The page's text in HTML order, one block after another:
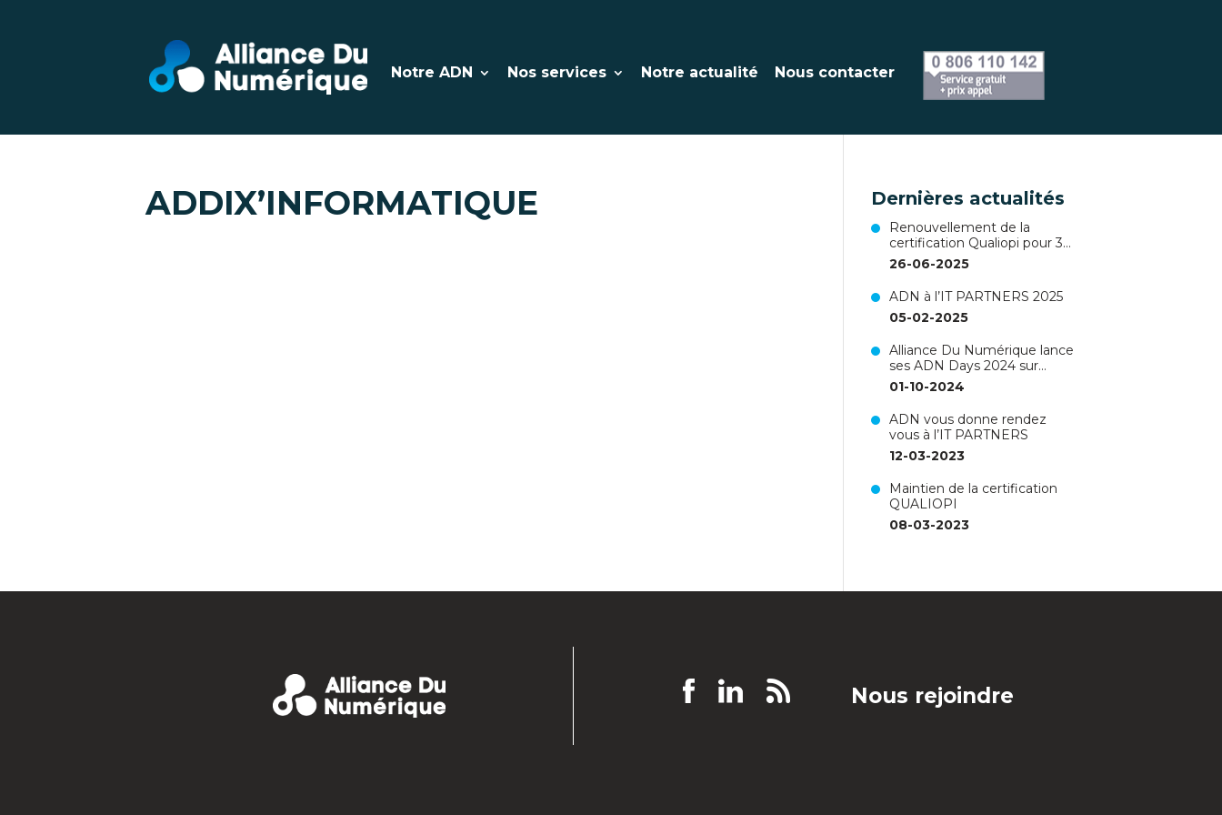
Notre ADN Nos services Notre actualité Nous contacter
ADDIX’INFORMATIQUE Dernières actualités
Renouvellement de la
certification Qualiopi pour 3
ans !
26-06-2025
ADN à l’IT PARTNERS 2025
05-02-2025
Alliance Du Numérique lance
ses ADN Days 2024 sur
Nantes !
01-10-2024
ADN vous donne rendez
vous à l’IT PARTNERS
12-03-2023
Maintien de la certification
QUALIOPI
08-03-2023
Nous rejoindre